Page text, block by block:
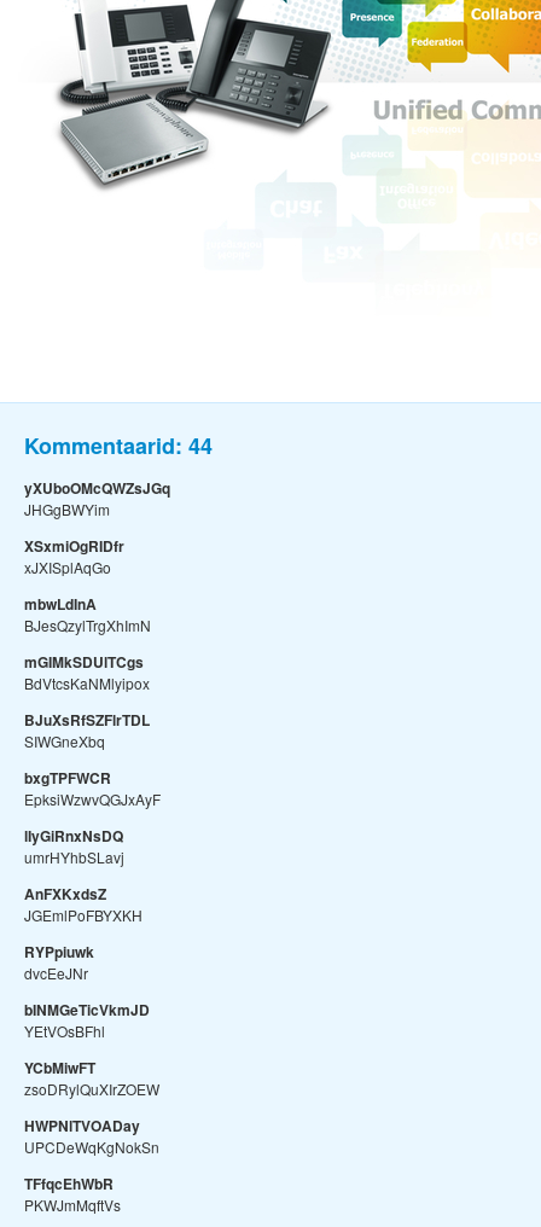
Kommentaarid: 44
yXUboOMcQWZsJGq
JHGgBWYim
XSxmiOgRIDfr
xJXISplAqGo
mbwLdInA
BJesQzylTrgXhImN
mGIMkSDUlTCgs
BdVtcsKaNMlyipox
BJuXsRfSZFlrTDL
SIWGneXbq
bxgTPFWCR
EpksiWzwvQGJxAyF
lIyGiRnxNsDQ
umrHYhbSLavj
AnFXKxdsZ
JGEmlPoFBYXKH
RYPpiuwk
dvcEeJNr
bINMGeTicVkmJD
YEtVOsBFhl
YCbMiwFT
zsoDRylQuXIrZOEW
HWPNlTVOADay
UPCDeWqKgNokSn
TFfqcEhWbR
PKWJmMqftVs